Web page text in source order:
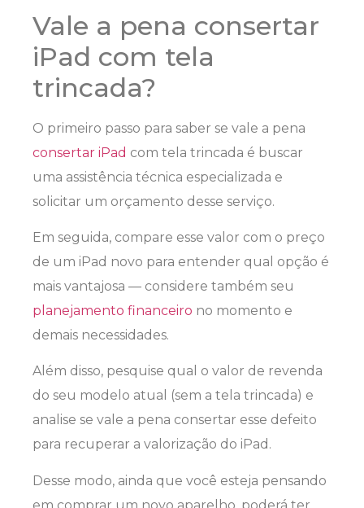
Vale a pena consertar
iPad com tela
trincada?
O primeiro passo para saber se vale a pena
consertar iPad com tela trincada é buscar
uma assistência técnica especializada e
solicitar um orçamento desse serviço.
Em seguida, compare esse valor com o preço
de um iPad novo para entender qual opção é
mais vantajosa — considere também seu
planejamento financeiro no momento e
demais necessidades.
Além disso, pesquise qual o valor de revenda
do seu modelo atual (sem a tela trincada) e
analise se vale a pena consertar esse defeito
para recuperar a valorização do iPad.
Desse modo, ainda que você esteja pensando